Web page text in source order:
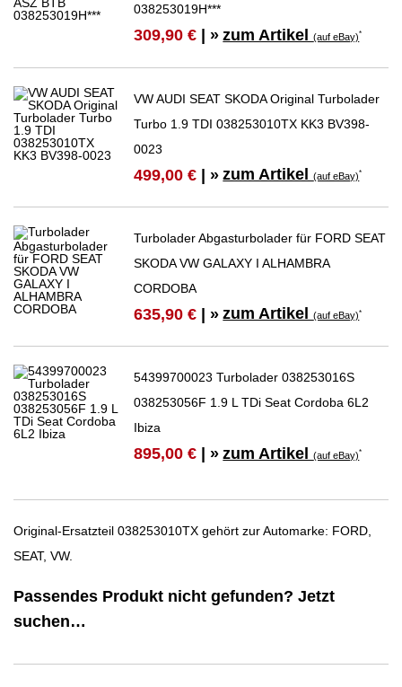
038253019H***
309,90 € | » zum Artikel(auf eBay)*
VW AUDI SEAT SKODA Original Turbolader
Turbo 1.9 TDI 038253010TX KK3 BV398-
0023
499,00 € | » zum Artikel(auf eBay)*
Turbolader Abgasturbolader für FORD SEAT
SKODA VW GALAXY I ALHAMBRA
CORDOBA
635,90 € | » zum Artikel(auf eBay)*
54399700023 Turbolader 038253016S
038253056F 1.9 L TDi Seat Cordoba 6L2
Ibiza
895,00 € | » zum Artikel(auf eBay)*
Original-Ersatzteil 038253010TX gehört zur Automarke: FORD,
SEAT, VW.
Passendes Produkt nicht gefunden? Jetzt
suchen…